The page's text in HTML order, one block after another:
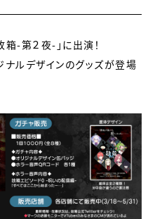
-第２夜-」に出演！
ルデザインのグッズが登場